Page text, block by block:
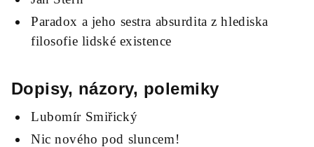
Paradox a jeho sestra absurdita z hlediska
filosofie lidské existence
Dopisy, názory, polemiky
Lubomír Smiřický
Nic nového pod sluncem!